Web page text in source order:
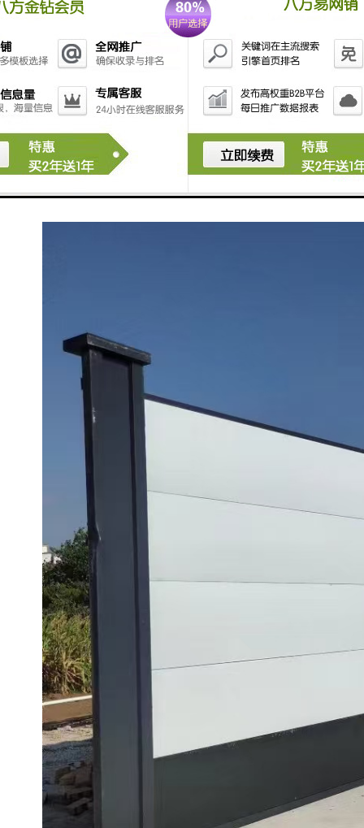
到了良好的安全隔离作用，其精心设计的表面图案更成
为了传播城市文化的载体。
在工业园区建设中，我们根据项目特点推荐的复合围挡
方案，既满足了长期使用的耐久性要求，又实现了成本
控制的较佳平衡。